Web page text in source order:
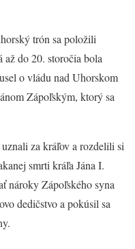
trón sa položili
až do 20. storočia bola
o vládu nad Uhorskom
Zápoľským, ktorý sa
za kráľov a rozdelili si
smrti kráľa Jána I.
nároky Zápoľského syna
dedičstvo a pokúsil sa